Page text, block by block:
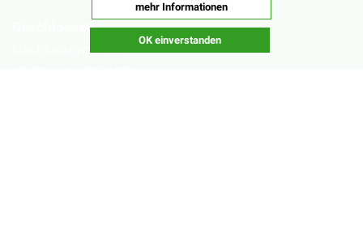
Geschlossen
Nachsaisonpause:
mehr Informationen
OK einverstanden